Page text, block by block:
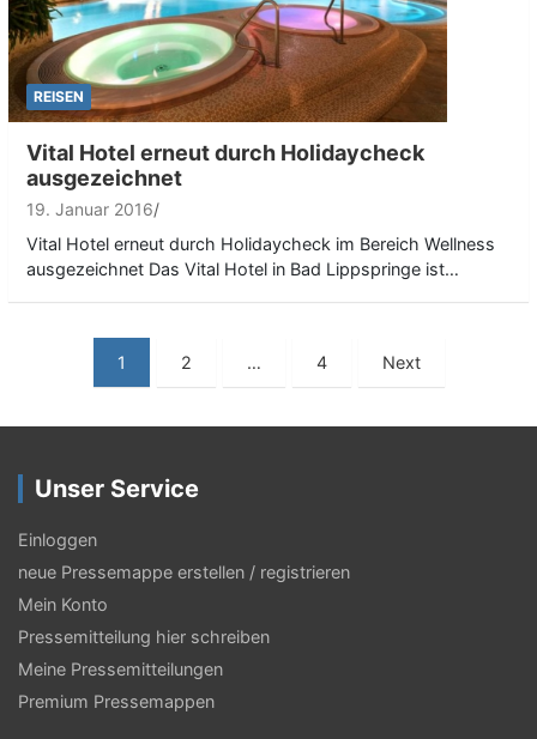
REISEN
Vital Hotel erneut durch Holidaycheck
ausgezeichnet
19. Januar 2016
Vital Hotel erneut durch Holidaycheck im Bereich Wellness
ausgezeichnet Das Vital Hotel in Bad Lippspringe ist…
i
t
n
n
u
m
1 2 … 4 Next
Unser Service
Einloggen
neue Pressemappe erstellen / registrieren
Mein Konto
Pressemitteilung hier schreiben
Meine Pressemitteilungen
Premium Pressemappen